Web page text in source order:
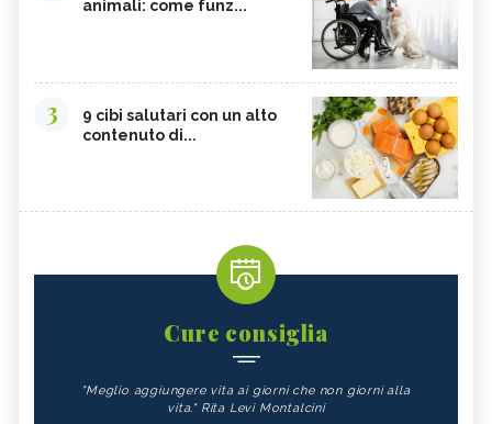
animali: come funz...
3
9 cibi salutari con un alto
contenuto di...
Cure consiglia
"Meglio aggiungere vita ai giorni che non giorni alla
vita." Rita Levi Montalcini